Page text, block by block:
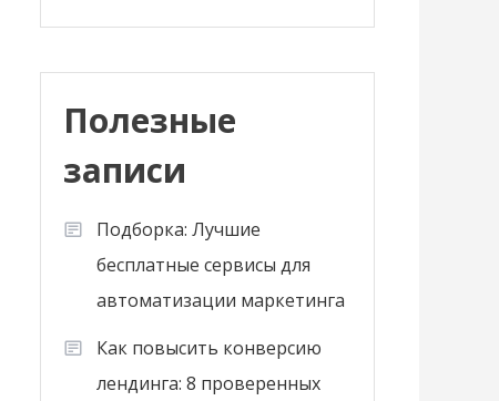
Полезные
записи
Подборка: Лучшие
бесплатные сервисы для
автоматизации маркетинга
Как повысить конверсию
лендинга: 8 проверенных